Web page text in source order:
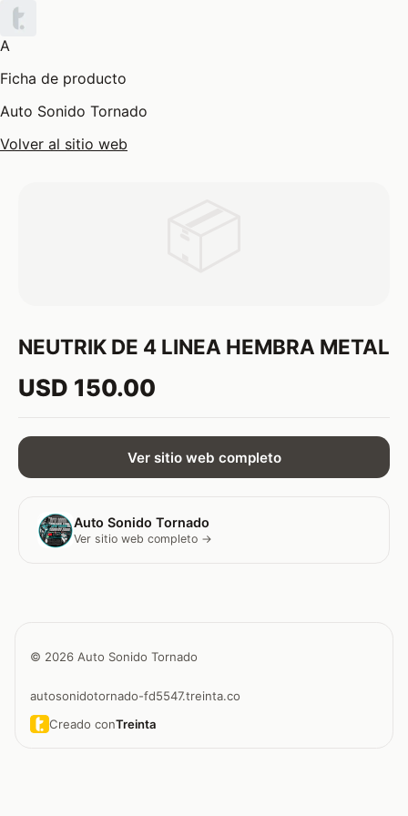
A
Ficha de producto
Auto Sonido Tornado
Volver al sitio web
NEUTRIK DE 4 LINEA HEMBRA METAL
USD 150.00
Ver sitio web completo
Auto Sonido Tornado
Ver sitio web completo →
© 2026 Auto Sonido Tornado
autosonidotornado-fd5547.treinta.co
Creado conTreinta